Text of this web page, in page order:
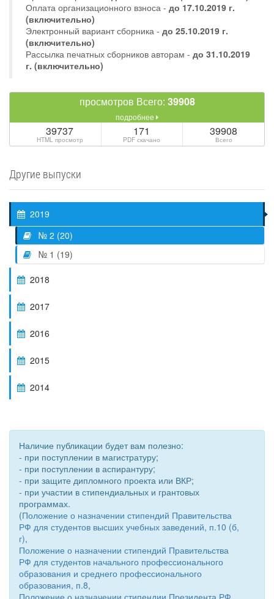
Оплата организационного взноса - до 17.10.2019 г.
(включительно)
Электронный вариант сборника - до 25.10.2019 г.
(включительно)
Рассылка печатных сборников авторам - до 31.10.2019
г. (включительно)
просмотров Всего: 39908
подробнее
39737
HTML просмотр
171
PDF скачано
39908
Всего
Другие выпуски
2019
№ 2 (20)
№ 1 (19)
2018
2017
2016
2015
2014
Наличие публикации будет вам полезно:
- при поступлении в магистратуру;
- при поступлении в аспирантуру;
- при защите дипломного проекта или ВКР;
- при участии в стипендиальных и грантовых
программах.
(Положение о назначении стипендий Правительства
РФ для студентов высших учебных заведений, п.10 (б,
г),
Положение о назначении стипендий Правительства
РФ для студентов начального профессионального
образования и среднего профессионального
образования, п.8,
Положение о назначении стипендии Президента РФ